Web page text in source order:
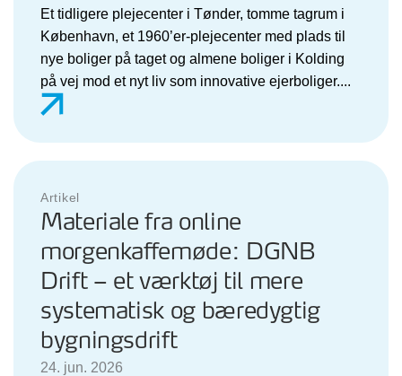
Et tidligere plejecenter i Tønder, tomme tagrum i
København, et 1960’er-plejecenter med plads til
nye boliger på taget og almene boliger i Kolding
på vej mod et nyt liv som innovative ejerboliger....
Artikel
Materiale fra online
morgenkaffemøde: DGNB
Drift – et værktøj til mere
systematisk og bæredygtig
bygningsdrift
24. jun. 2026